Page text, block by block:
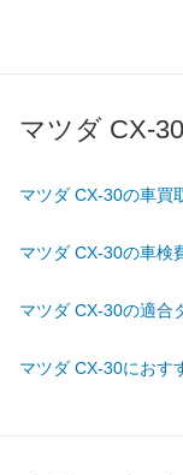
最高トルク 199
タイヤ
WLTC/市街地
マツダ CX-
マツダ CX-30の車買
マツダ CX-30の車検
マツダ CX-30の適合
マツダ CX-30におす